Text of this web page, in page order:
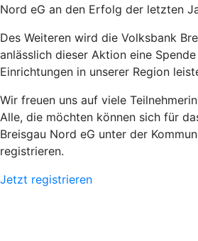
Nord eG an den Erfolg der letzten
Des Weiteren wird die Volksbank
anlässlich dieser Aktion eine
Einrichtungen in unserer Region
Wir freuen uns auf viele
Alle, die möchten können sich für
Breisgau Nord eG unter der
registrieren.
Jetzt registrieren